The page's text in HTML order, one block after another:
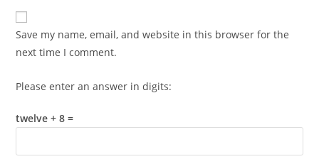
comment
website
URL
(optional)
Save my name, email, and website in this browser for the
next time I comment.
Please enter an answer in digits:
twelve + 8 =